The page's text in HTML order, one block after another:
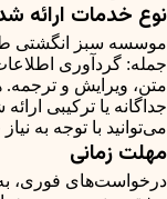
نوع خدمات ارائه
موسسه سبز انگشتی
جمله: گردآوری
متن، ویرایش و ترجمه.
جداگانه یا ترکیبی
می‌توانید با توجه به
مهلت زمانی
درخواست‌های فوری،